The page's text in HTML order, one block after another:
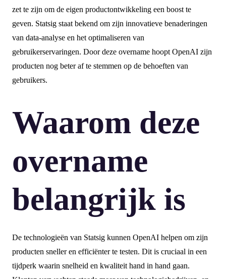
zet te zijn om de eigen productontwikkeling een boost te
geven. Statsig staat bekend om zijn innovatieve benaderingen
van data-analyse en het optimaliseren van
gebruikerservaringen. Door deze overname hoopt OpenAI zijn
producten nog beter af te stemmen op de behoeften van
gebruikers.
Waarom deze
overname
belangrijk is
De technologieën van Statsig kunnen OpenAI helpen om zijn
producten sneller en efficiënter te testen. Dit is cruciaal in een
tijdperk waarin snelheid en kwaliteit hand in hand gaan.